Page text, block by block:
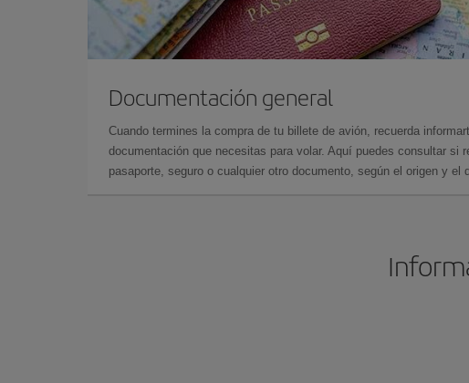
Documentación general
Cuando termines la compra de tu billete de avión, recuerda
documentación que necesitas para volar. Aquí puedes consultar si
pasaporte, seguro o cualquier otro documento, según el origen y el